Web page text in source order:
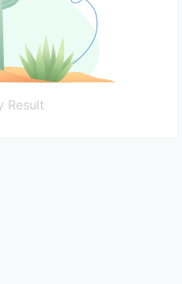
Result